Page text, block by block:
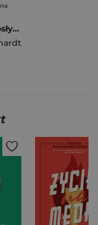
Pisarz dla dorosłych Opowieść o Józefie Mackiewiczu